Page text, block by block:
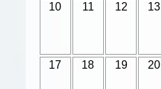
10 11 12 13
17 18 19 20